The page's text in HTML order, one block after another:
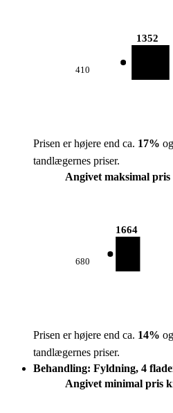
410
1352
Prisen er højere end ca. 17%
tandlægernes priser.
Angivet maksimal pris
680
1664
Prisen er højere end ca. 14%
tandlægernes priser.
Behandling: Fyldning, 4
Angivet minimal pris